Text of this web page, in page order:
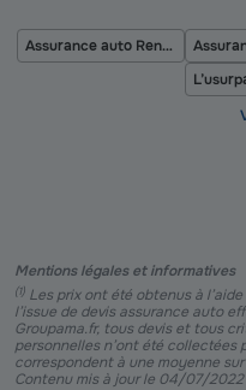
Assurance auto Renault
Mentions légales et informatives
(1) Les prix ont été obtenus à
l’issue de devis assurance auto
Groupama.fr, tous devis et tous
personnelles n’ont été
correspondent à une moyenne sur
Contenu mis à jour le 04/07/2022